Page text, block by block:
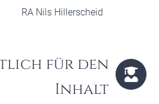
RA Nils Hillerscheid
für den
Inhalt